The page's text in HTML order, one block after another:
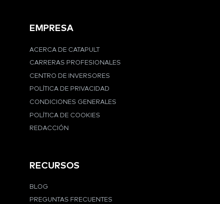
EMPRESA
ACERCA DE CATAPULT
CARRERAS PROFESIONALES
CENTRO DE INVERSORES
POLÍTICA DE PRIVACIDAD
CONDICIONES GENERALES
POLÍTICA DE COOKIES
REDACCIÓN
RECURSOS
BLOG
PREGUNTAS FRECUENTES